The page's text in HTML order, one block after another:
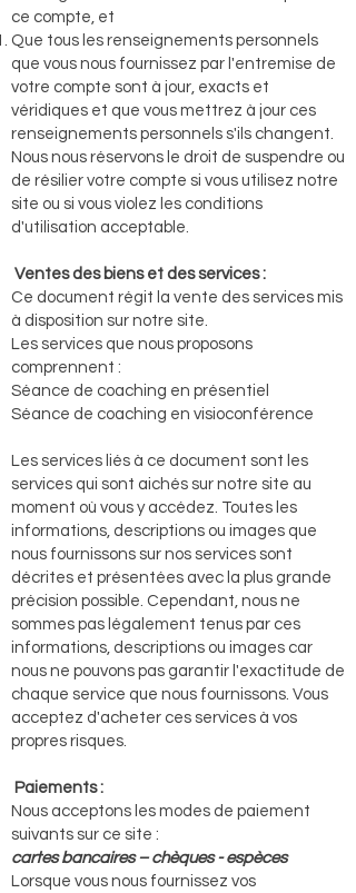
ce compte, et
Que tous les renseignements personnels
que vous nous fournissez par l'entremise de
votre compte sont à jour, exacts et
véridiques et que vous mettrez à jour ces
renseignements personnels s'ils changent.
Nous nous réservons le droit de suspendre ou
de résilier votre compte si vous utilisez notre
site ou si vous violez les conditions
d'utilisation acceptable.
Ventes des biens et des services :
Ce document régit la vente des services mis
à disposition sur notre site.
Les services que nous proposons
comprennent :
Séance de coaching en présentiel
Séance de coaching en visioconférence
Les services liés à ce document sont les
services qui sont aichés sur notre site au
moment où vous y accédez. Toutes les
informations, descriptions ou images que
nous fournissons sur nos services sont
décrites et présentées avec la plus grande
précision possible. Cependant, nous ne
sommes pas légalement tenus par ces
informations, descriptions ou images car
nous ne pouvons pas garantir l'exactitude de
chaque service que nous fournissons. Vous
acceptez d'acheter ces services à vos
propres risques.
Paiements :
Nous acceptons les modes de paiement
suivants sur ce site :
cartes bancaires – chèques - espèces
Lorsque vous nous fournissez vos